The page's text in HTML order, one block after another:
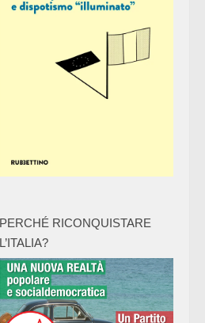
PERCHÉ RICONQUISTARE
L’ITALIA?